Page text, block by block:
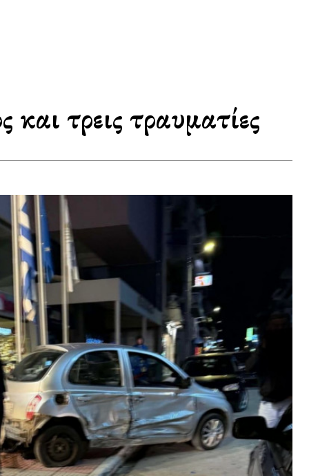
τρεις τραυματίες